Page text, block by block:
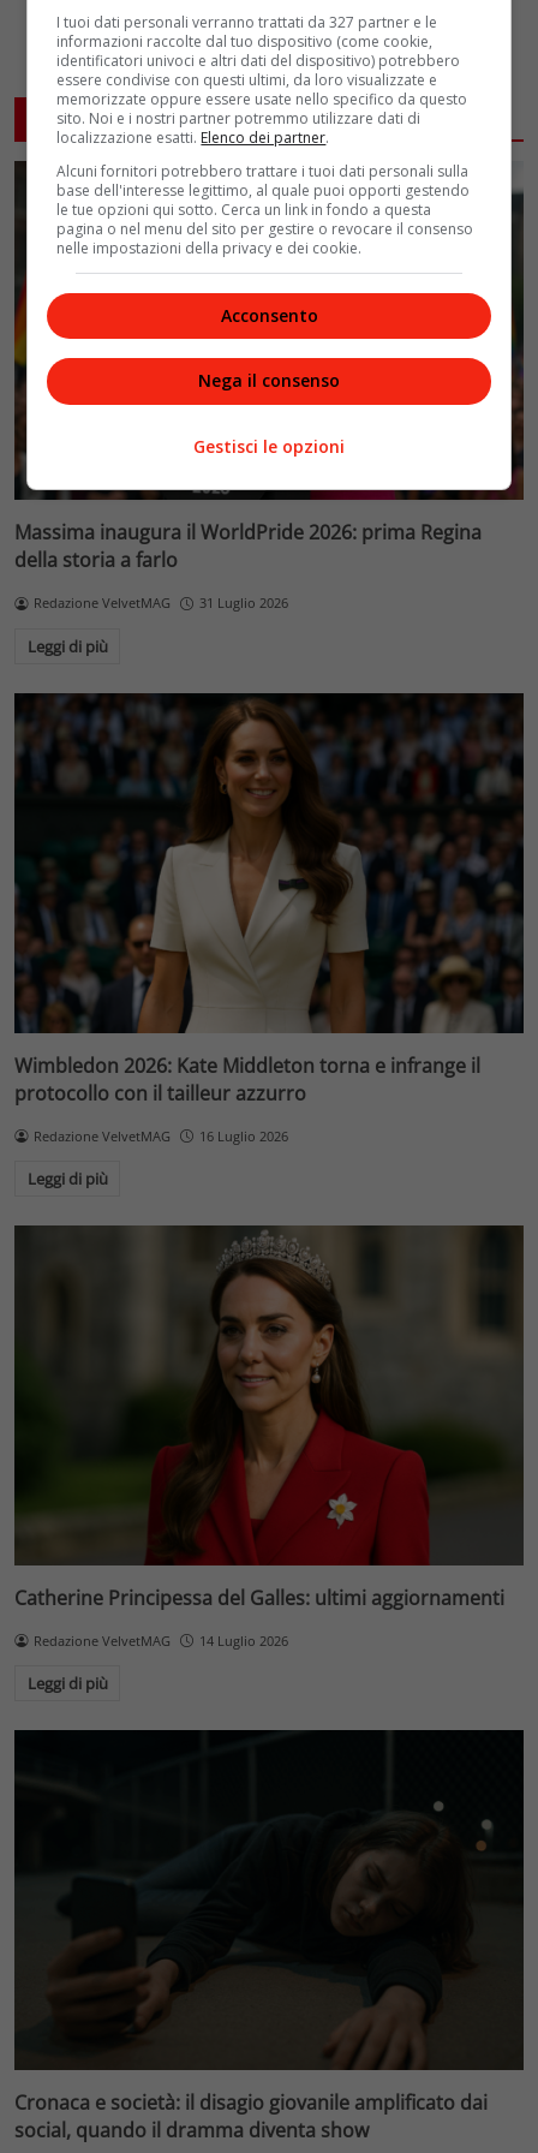
ARTICOLI CORRELATI
Massima inaugura il WorldPride 2026: prima Regina
della storia a farlo
Redazione VelvetMAG 31 Luglio 2026
Leggi di più
Wimbledon 2026: Kate Middleton torna e infrange il
protocollo con il tailleur azzurro
Redazione VelvetMAG 16 Luglio 2026
Leggi di più
Catherine Principessa del Galles: ultimi aggiornamenti
Redazione VelvetMAG 14 Luglio 2026
Leggi di più
Cronaca e società: il disagio giovanile amplificato dai
social, quando il dramma diventa show
I tuoi dati personali verranno trattati da 327 partner e le
informazioni raccolte dal tuo dispositivo (come cookie,
identificatori univoci e altri dati del dispositivo) potrebbero
essere condivise con questi ultimi, da loro visualizzate e
memorizzate oppure essere usate nello specifico da questo
sito. Noi e i nostri partner potremmo utilizzare dati di
localizzazione esatti. Elenco dei partner.
Alcuni fornitori potrebbero trattare i tuoi dati personali sulla
base dell'interesse legittimo, al quale puoi opporti gestendo
le tue opzioni qui sotto. Cerca un link in fondo a questa
pagina o nel menu del sito per gestire o revocare il consenso
nelle impostazioni della privacy e dei cookie.
Acconsento
Nega il consenso
Gestisci le opzioni